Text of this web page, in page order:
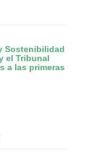
Sostenibilidad
el Tribunal
a las primeras